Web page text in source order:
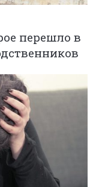
перешло в